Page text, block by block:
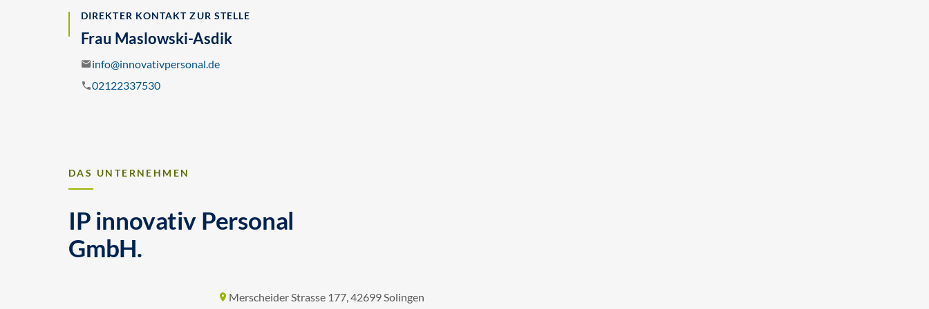
DIREKTER KONTAKT ZUR STELLE
Frau Maslowski-Asdik
info@innovativpersonal.de
02122337530
DAS UNTERNEHMEN
IP innovativ Personal
GmbH.
Merscheider Strasse 177, 42699 Solingen